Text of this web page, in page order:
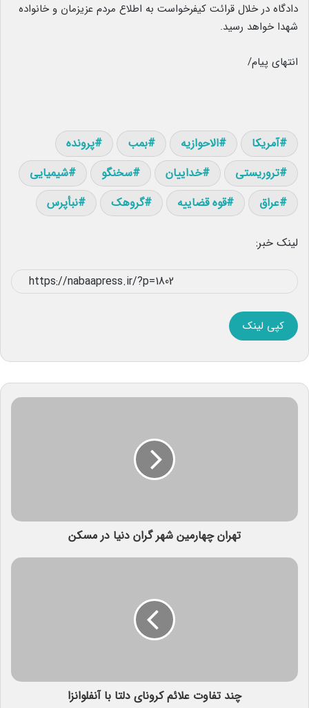
دادگاه در خلال قرائت کیفرخواست به اطلاع مردم عزیزمان و خانواده
شهدا خواهد رسید.
انتهای پیام/
آمریکا الاحوازیه بمب
پرونده
تروریستی
خداییان سخنگو
شیمیایی
عراق
قوه قضاییه گروهک نبأپرس
لینک خبر:
کپی لینک
تهران چهارمین شهر گران دنیا در مسکن
چند تفاوت علائم کرونای دلتا با آنفلوانزا